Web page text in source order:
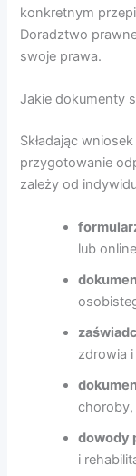
konkretnym
Doradztwo
swoje prawa.
Jakie dokumenty
Składając
przygotowanie
zależy od
lub
zdrowia
choroby,
dowody
i